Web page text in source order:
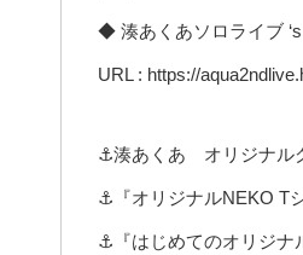
◆ 湊あくあソロライブ
URL : https://
⚓湊あくあ オリジナル
⚓『オリジナルNEKO T
⚓『はじめてのオリジナ